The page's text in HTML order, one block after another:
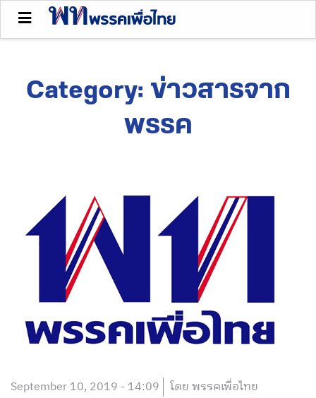
Category: ข่าวสารจาก
พรรค
September 10, 2019 - 14:09 โดย พรรคเพื่อไทย